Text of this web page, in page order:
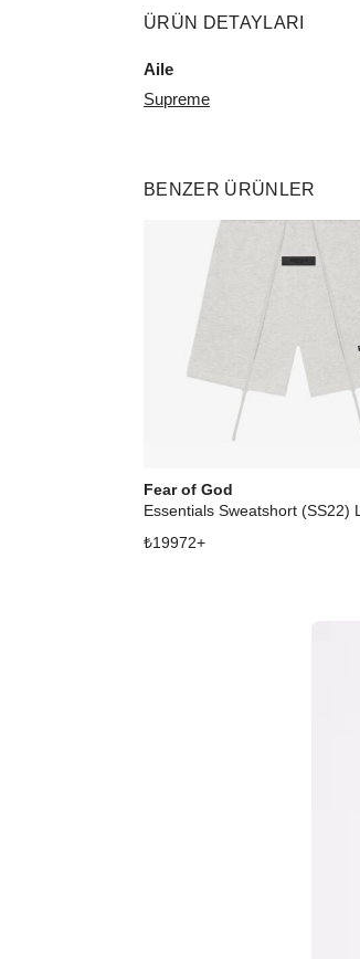
ÜRÜN DETAYLARI
Aile
Supreme
BENZER ÜRÜNLER
Fear of God
Essentials Sweatshort (SS22)
₺19972+